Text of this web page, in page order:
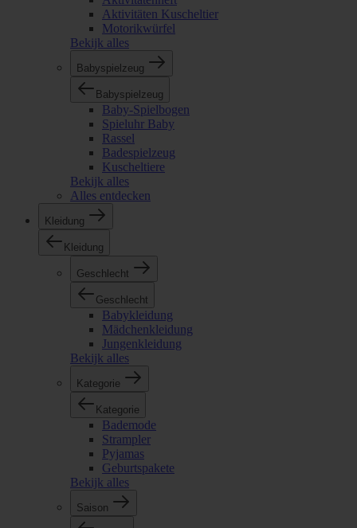
Aktivitäten Kuscheltier
Motorikwürfel
Bekijk alles
Babyspielzeug
Babyspielzeug
Baby-Spielbogen
Spieluhr Baby
Rassel
Badespielzeug
Kuscheltiere
Bekijk alles
Alles entdecken
Kleidung
Kleidung
Geschlecht
Geschlecht
Babykleidung
Mädchenkleidung
Jungenkleidung
Bekijk alles
Kategorie
Kategorie
Bademode
Strampler
Pyjamas
Geburtspakete
Bekijk alles
Saison